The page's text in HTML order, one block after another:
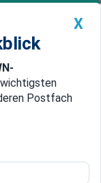
Premium
China
X
Postfach